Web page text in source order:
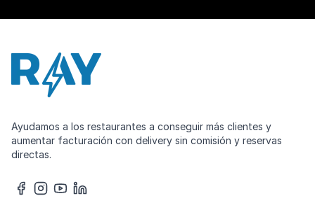
Ayudamos a los restaurantes a conseguir más clientes y
aumentar facturación con delivery sin comisión y reservas
directas.